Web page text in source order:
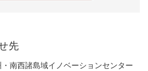
先
南西諸島域イノベーションセンター